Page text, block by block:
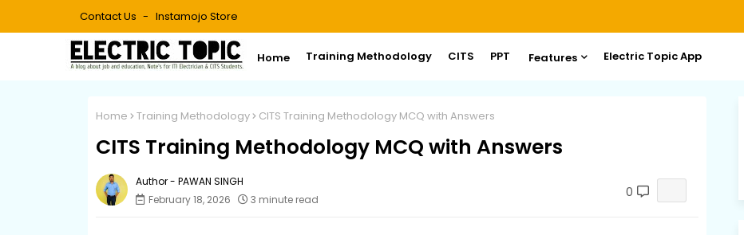
Contact Us Instamojo Store
Home Training Methodology CITS PPT Features Electric Topic App
Home Training Methodology CITS Training Methodology MCQ with Answers
CITS Training Methodology MCQ with Answers
PAWAN SINGH
February 18, 2026
3 minute read 0